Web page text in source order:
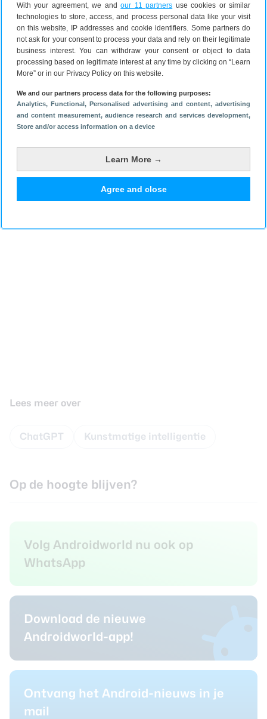
With your agreement, we andour 11 partners use cookies or similar
technologies to store, access, and process personal data like your visit
on this website, IP addresses and cookie identifiers. Some partners do
not ask for your consent to process your data and rely on their legitimate
business interest. You can withdraw your consent or object to data
processing based on legitimate interest at any time by clicking on “Learn
More” or in our Privacy Policy on this website.
We and our partners process data for the following purposes:
Analytics, Functional , Personalised advertising and content, advertising
and content measurement, audience research and services development,
Store and/or access information on a device
Learn More →
Agree and close
Lees verder
Plaats een reactie
Lees meer over
ChatGPT Kunstmatige intelligentie
Op de hoogte blijven?
Volg Androidworld nu ook op
WhatsApp
Download de nieuwe
Androidworld-app!
Ontvang het Android-nieuws in je
mail